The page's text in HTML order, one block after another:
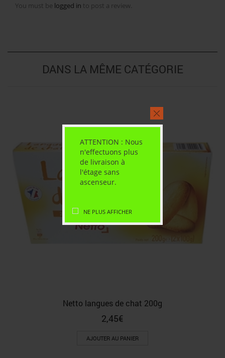
ATTENTION : Nous
n'effectuons plus
de livraison à
l'étage sans
ascenseur.
NE PLUS AFFICHER
You must be logged in to post a review.
DANS LA MÊME CATÉGORIE
Netto langues de chat 200g
2,45€
AJOUTER AU PANIER